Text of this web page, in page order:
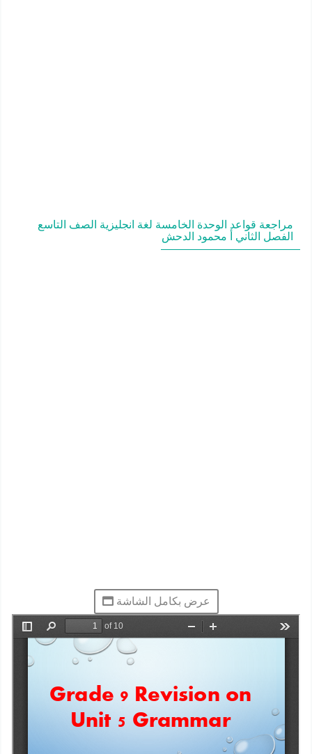
مراجعة قواعد الوحدة الخامسة لغة انجليزية الصف التاسع
الفصل الثاني أ محمود الدحش
عرض بكامل الشاشة